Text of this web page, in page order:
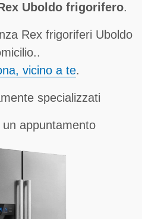
Uboldo frigorifero.
Rex frigoriferi Uboldo
vicino a te.
specializzati
appuntamento